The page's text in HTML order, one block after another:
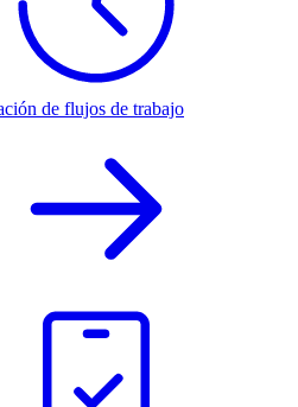
de flujos de trabajo